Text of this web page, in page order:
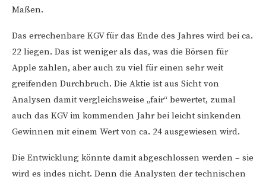
Maßen.
Das errechenbare KGV für das Ende des Jahres wird bei ca.
22 liegen. Das ist weniger als das, was die Börsen für
Apple zahlen, aber auch zu viel für einen sehr weit
greifenden Durchbruch. Die Aktie ist aus Sicht von
Analysen damit vergleichsweise „fair“ bewertet, zumal
auch das KGV im kommenden Jahr bei leicht sinkenden
Gewinnen mit einem Wert von ca. 24 ausgewiesen wird.
Die Entwicklung könnte damit abgeschlossen werden – sie
wird es indes nicht. Denn die Analysten der technischen